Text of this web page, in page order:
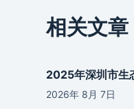
相关文章
2025年深圳市生
2026年 8月 7日